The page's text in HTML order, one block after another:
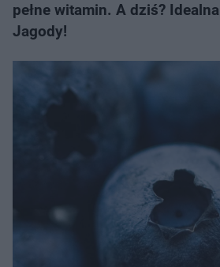
pełne witamin. A dziś?
Jagody!